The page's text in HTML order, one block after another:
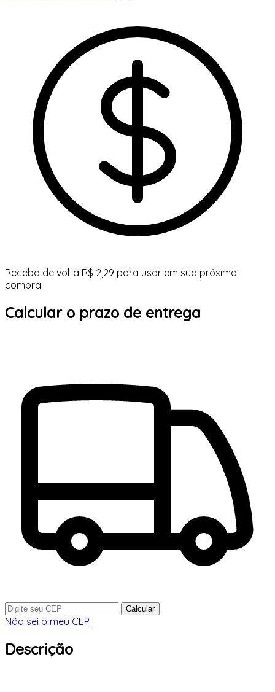
Receba de volta R$ 2,29 para usar em sua próxima
compra
Calcular o prazo de entrega
Calcular
Não sei o meu CEP
Descrição